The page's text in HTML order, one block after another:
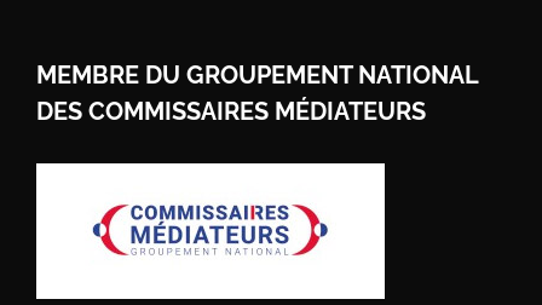
MEMBRE DU GROUPEMENT NATIONAL
DES COMMISSAIRES MÉDIATEURS